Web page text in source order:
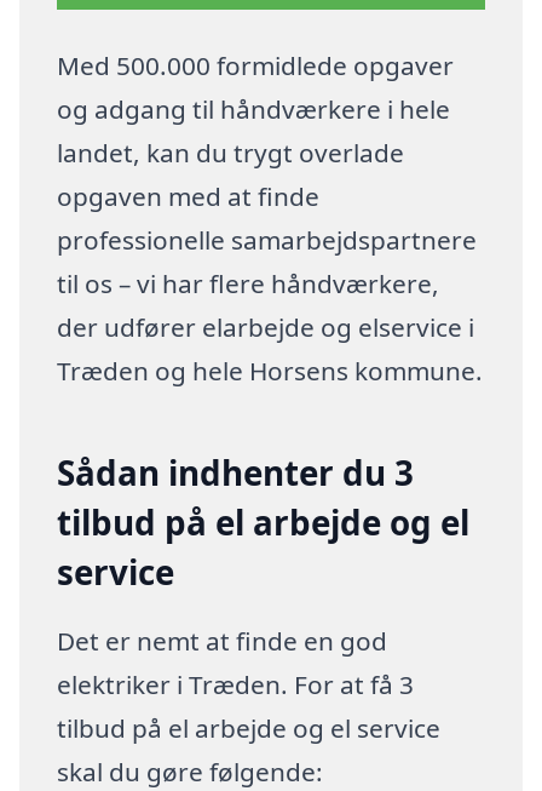
Med 500.000 formidlede opgaver
og adgang til håndværkere i hele
landet, kan du trygt overlade
opgaven med at finde
professionelle samarbejdspartnere
til os – vi har flere håndværkere,
der udfører elarbejde og elservice i
Træden og hele Horsens kommune.
Sådan indhenter du 3
tilbud på el arbejde og el
service
Det er nemt at finde en god
elektriker i Træden. For at få 3
tilbud på el arbejde og el service
skal du gøre følgende: